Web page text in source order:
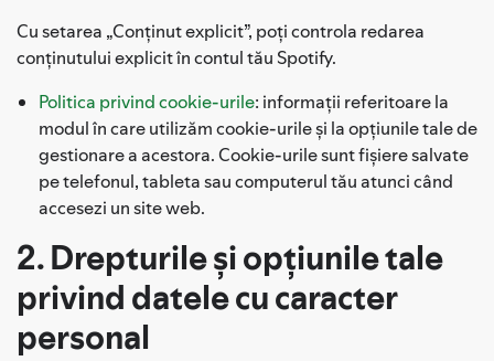
Cu setarea „Conținut explicit”, poți controla redarea
conținutului explicit în contul tău Spotify.
Politica privind cookie-urile: informații referitoare la
modul în care utilizăm cookie-urile și la opțiunile tale de
gestionare a acestora. Cookie-urile sunt fișiere salvate
pe telefonul, tableta sau computerul tău atunci când
accesezi un site web.
2. Drepturile și opțiunile tale
privind datele cu caracter
personal